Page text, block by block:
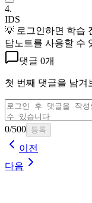
4.
IDS
💡 로그인하면 학습
답노트를 사용할 수
댓글 0개
첫 번째 댓글을 남겨
0/500 등록
이전
다음